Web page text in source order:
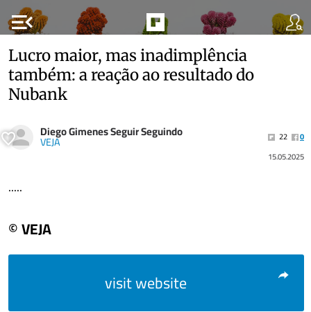
menu_open
Lucro maior, mas inadimplência
também: a reação ao resultado do
Nubank
Diego Gimenes Seguir Seguindo
VEJA 22
0
15.05.2025
.....
© VEJA
visit website